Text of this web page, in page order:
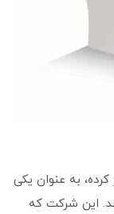
را آغاز کرده، به عنوان یکی
این شرکت که